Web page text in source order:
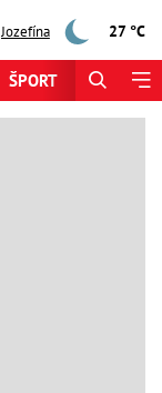
Jozefína 27 °C
ŠPORT